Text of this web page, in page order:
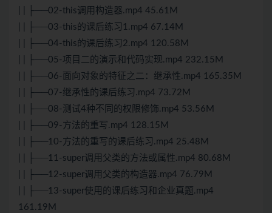
| | ├──02-this调用构造器.mp4 45.61M
| | ├──03-this的课后练习1.mp4 67.14M
| | ├──04-this的课后练习2.mp4 120.58M
| | ├──05-项目二的演示和代码实现.mp4 232.15M
| | ├──06-面向对象的特征之二：继承性.mp4 165.35M
| | ├──07-继承性的课后练习.mp4 73.72M
| | ├──08-测试4种不同的权限修饰.mp4 53.56M
| | ├──09-方法的重写.mp4 128.15M
| | ├──10-方法的重写的课后练习.mp4 25.48M
| | ├──11-super调用父类的方法或属性.mp4 80.68M
| | ├──12-super调用父类的构造器.mp4 76.79M
| | ├──13-super使用的课后练习和企业真题.mp4
161.19M